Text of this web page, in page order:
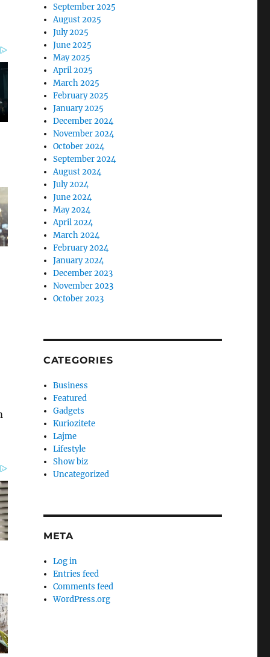
September 2025
August 2025
July 2025
June 2025
May 2025
April 2025
March 2025
February 2025
January 2025
December 2024
November 2024
October 2024
September 2024
August 2024
July 2024
June 2024
May 2024
April 2024
March 2024
February 2024
January 2024
December 2023
November 2023
October 2023
CATEGORIES
Business
Featured
Gadgets
Kuriozitete
Lajme
Lifestyle
Show biz
Uncategorized
META
Log in
Entries feed
Comments feed
WordPress.org